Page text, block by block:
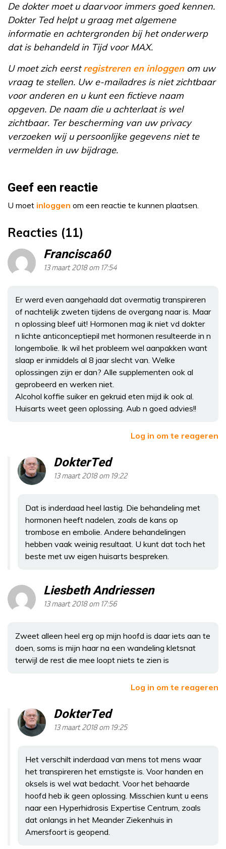
De dokter moet u daarvoor immers goed kennen.
Dokter Ted helpt u graag met algemene
informatie en achtergronden bij het onderwerp
dat is behandeld in Tijd voor MAX.
U moet zich eerstregistreren en inloggenom uw
vraag te stellen. Uw e-mailadres is niet zichtbaar
voor anderen en u kunt een fictieve naam
opgeven. De naam die u achterlaat is wel
zichtbaar. Ter bescherming van uw privacy
verzoeken wij u persoonlijke gegevens niet te
vermelden in uw bijdrage.
Geef een reactie
U moet inloggen om een reactie te kunnen plaatsen.
Reacties (11)
Francisca60
13 maart 2018 om 17:54
Er werd even aangehaald dat overmatig transpireren
of nachtelijk zweten tijdens de overgang naar is. Maar
n oplossing bleef uit! Hormonen mag ik niet vd dokter
n lichte anticonceptiepil met hormonen resulteerde in n
longembolie. Ik wil het probleem wel aanpakken want
slaap er inmiddels al 8 jaar slecht van. Welke
oplossingen zijn er dan? Alle supplementen ook al
geprobeerd en werken niet.
Alcohol koffie suiker en gekruid eten mijd ik ook al.
Huisarts weet geen oplossing. Aub n goed advies!!
Log in om te reageren
DokterTed
13 maart 2018 om 19:22
Dat is inderdaad heel lastig. Die behandeling met
hormonen heeft nadelen, zoals de kans op
trombose en embolie. Andere behandelingen
hebben vaak weinig resultaat. U kunt dat toch het
beste met uw eigen huisarts bespreken.
Liesbeth Andriessen
13 maart 2018 om 17:56
Zweet alleen heel erg op mijn hoofd is daar iets aan te
doen, soms is mijn haar na een wandeling kletsnat
terwijl de rest die mee loopt niets te zien is
Log in om te reageren
DokterTed
13 maart 2018 om 19:25
Het verschilt inderdaad van mens tot mens waar
het transpireren het ernstigste is. Voor handen en
oksels is wel wat bedacht. Voor het behaarde
hoofd heb ik geen oplossing. Misschien kunt u eens
naar een Hyperhidrosis Expertise Centrum, zoals
dat onlangs in het Meander Ziekenhuis in
Amersfoort is geopend.